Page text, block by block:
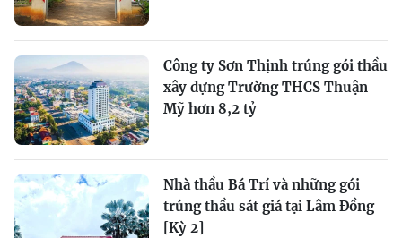
Công ty Sơn Thịnh trúng gói thầu
xây dựng Trường THCS Thuận
Mỹ hơn 8,2 tỷ
Nhà thầu Bá Trí và những gói
trúng thầu sát giá tại Lâm Đồng
[Kỳ 2]